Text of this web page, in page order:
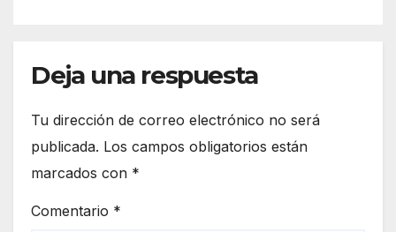
Deja una respuesta
Tu dirección de correo electrónico no será
publicada. Los campos obligatorios están
marcados con *
Comentario *